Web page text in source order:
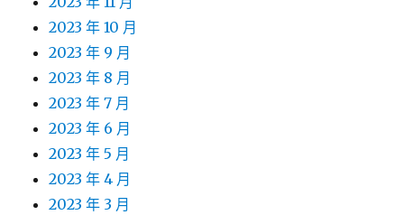
2023 年 10 月
2023 年 9 月
2023 年 8 月
2023 年 7 月
2023 年 6 月
2023 年 5 月
2023 年 4 月
2023 年 3 月